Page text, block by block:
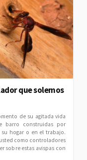
que solemos
de su agitada vida
barro construidas por
su hogar o en el trabajo.
como controladores
sobre estas avispas con